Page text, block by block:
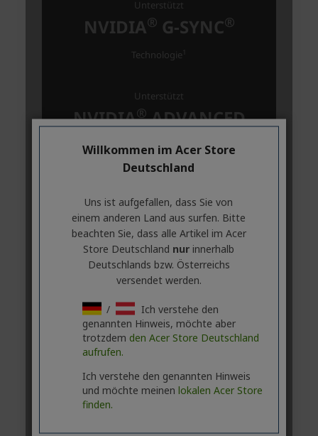
Willkommen im Acer Store
Deutschland
Uns ist aufgefallen, dass Sie von
einem anderen Land aus surfen. Bitte
beachten Sie, dass alle Artikel im Acer
Store Deutschland nur innerhalb
Deutschlands bzw. Österreichs
versendet werden.
/
Ich verstehe den
genannten Hinweis, möchte aber
trotzdem den Acer Store Deutschland
aufrufen.
Ich verstehe den genannten Hinweis
und möchte meinen lokalen Acer Store
finden.